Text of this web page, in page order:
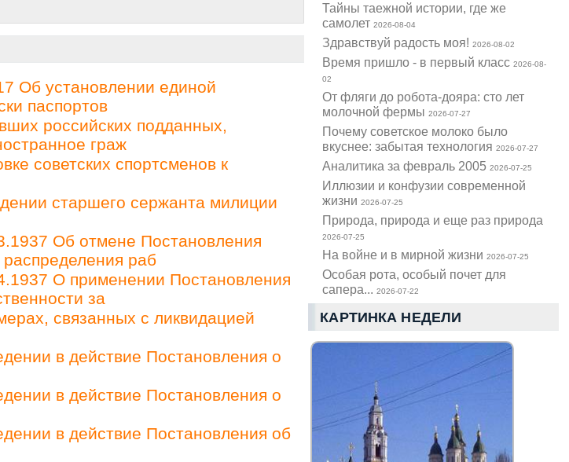
Тайны таежной истории, где же
самолет2026-08-04
Здравствуй радость моя!2026-08-02
Время пришло - в первый класс2026-08-
02
От фляги до робота-дояра: сто лет
молочной фермы2026-07-27
Почему советское молоко было
вкуснее: забытая технология2026-07-27
Аналитика за февраль 20052026-07-25
Иллюзии и конфузии современной
жизни2026-07-25
Природа, природа и еще раз природа
2026-07-25
На войне и в мирной жизни2026-07-25
Особая рота, особый почет для
сапера...2026-07-22
КАРТИНКА НЕДЕЛИ
Об установлении единой
паспортов
российских подданных,
граж
советских спортсменов к
старшего сержанта милиции
Об отмене Постановления
раб
О применении Постановления
за
связанных с ликвидацией
в действие Постановления о
в действие Постановления о
в действие Постановления об